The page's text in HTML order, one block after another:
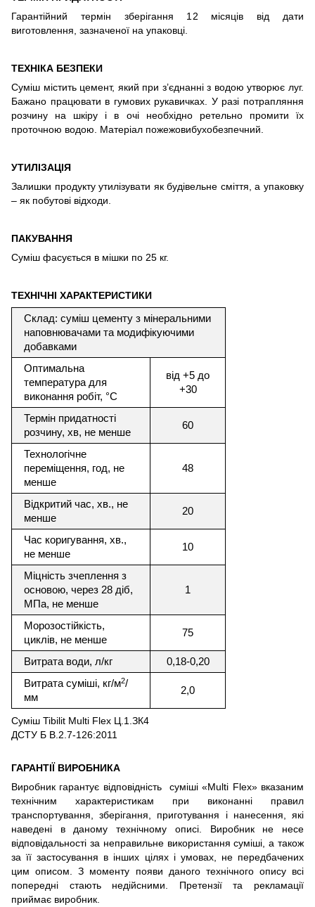
Гарантійний термін зберігання 12 місяців від дати
виготовлення, зазначеної на упаковці.
ТЕХНІКА БЕЗПЕКИ
Суміш містить цемент, який при з’єднанні з водою утворює луг.
Бажано працювати в гумових рукавичках. У разі потрапляння
розчину на шкіру і в очі необхідно ретельно промити їх
проточною водою. Матеріал пожежовибухобезпечний.
УТИЛІЗАЦІЯ
Залишки продукту утилізувати як будівельне сміття, а упаковку
– як побутові відходи.
ПАКУВАННЯ
Суміш фасується в мішки по 25 кг.
ТЕХНІЧНІ ХАРАКТЕРИСТИКИ
Склад: суміш цементу з мінеральними
наповнювачами та модифікуючими
добавками
Оптимальна
температура для
виконання робіт, °C
від +5 до
+30
Термін придатності
розчину, хв, не менше
60
Технологічне
переміщення, год, не
менше
48
Відкритий час, хв., не
менше
20
Час коригування, хв.,
не менше
10
Міцність зчеплення з
основою, через 28 діб,
МПа, не менше
1
Морозостійкість,
циклів, не менше
75
Витрата води, л/кг 0,18-0,20
Витрата суміші, кг/м2/
мм
2,0
Суміш Tibilit Multi Flex Ц.1.ЗК4
ДСТУ Б В.2.7-126:2011
ГАРАНТІЇ ВИРОБНИКА
Виробник гарантує відповідність суміші «Multi Flex» вказаним
технічним характеристикам при виконанні правил
транспортування, зберігання, приготування і нанесення, які
наведені в даному технічному описі. Виробник не несе
відповідальності за неправильне використання суміші, а також
за її застосування в інших цілях і умовах, не передбачених
цим описом. З моменту появи даного технічного опису всі
попередні стають недійсними. Претензії та рекламації
приймає виробник.